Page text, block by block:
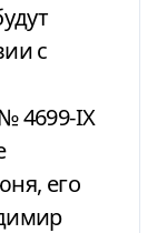
с
4699-IX
его